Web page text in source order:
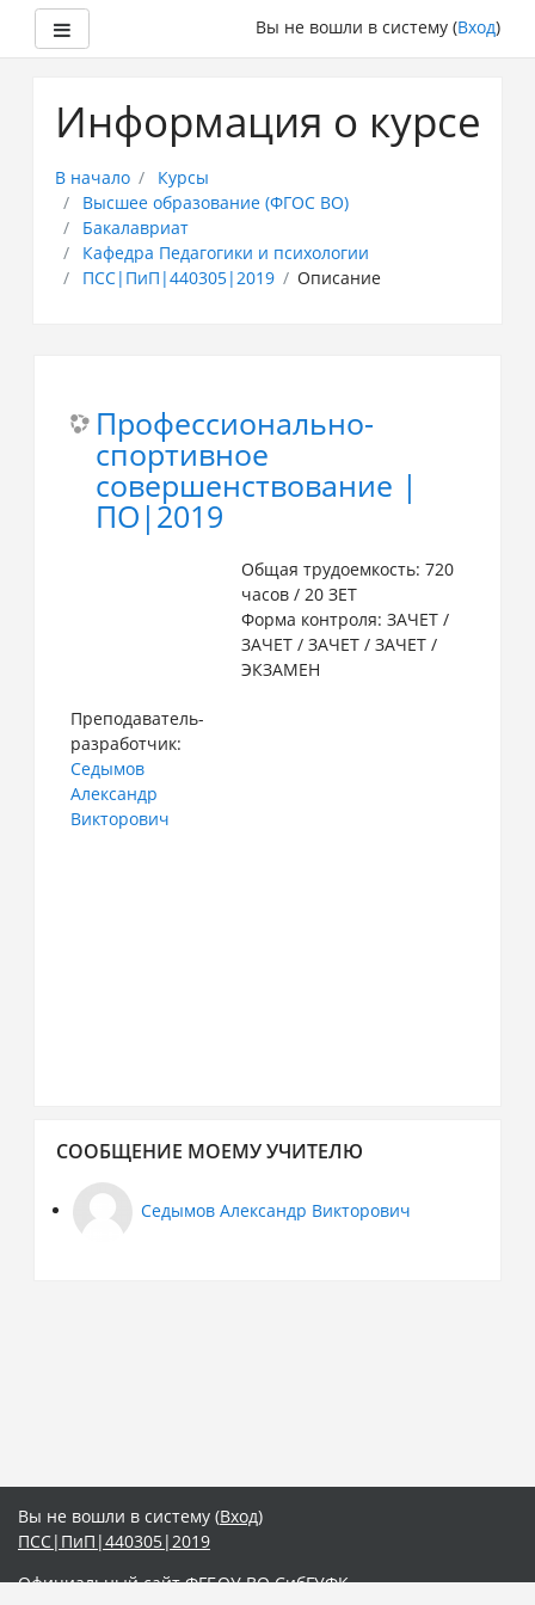
основному
Вы не вошли в систему (Вход)
Информация о курсе
В начало
Курсы
Высшее образование (ФГОС ВО)
Бакалавриат
Кафедра Педагогики и психологии
ПСС|ПиП|440305|2019
Описание
Профессионально-
спортивное
совершенствование |
ПО|2019
Общая трудоемкость: 720
часов / 20 ЗЕТ
Форма контроля: ЗАЧЕТ /
ЗАЧЕТ / ЗАЧЕТ / ЗАЧЕТ /
ЭКЗАМЕН
Преподаватель-
разработчик:
Седымов
Александр
Викторович
Сообщение
учителю
СООБЩЕНИЕ МОЕМУ УЧИТЕЛЮ
Седымов Александр Викторович
Вы не вошли в систему (Вход)
ПСС|ПиП|440305|2019
Официальный сайт ФГБОУ ВО СибГУФК